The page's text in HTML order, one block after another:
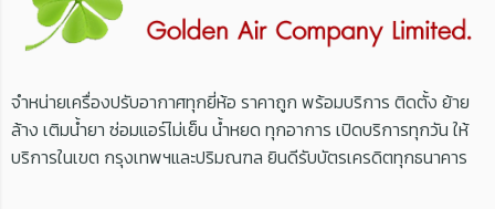
จำหน่ายเครื่องปรับอากาศทุกยี่ห้อ ราคาถูก พร้อมบริการ ติดตั้ง ย้าย
ล้าง เติมน้ำยา ซ่อมแอร์ไม่เย็น น้ำหยด ทุกอาการ เปิดบริการทุกวัน ให้
บริการในเขต กรุงเทพฯและปริมณฑล ยินดีรับบัตรเครดิตทุกธนาคาร